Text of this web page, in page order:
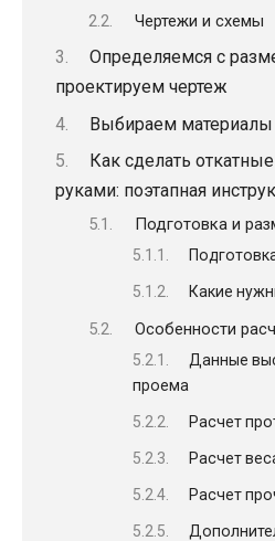
Чертежи и схемы
Определяемся с
проектируем чертеж
Выбираем материалы
Как сделать
руками: поэтапная
Подготовка и
Какие
Особенности
Данные
проема
Расчет
Расчет
Расчет